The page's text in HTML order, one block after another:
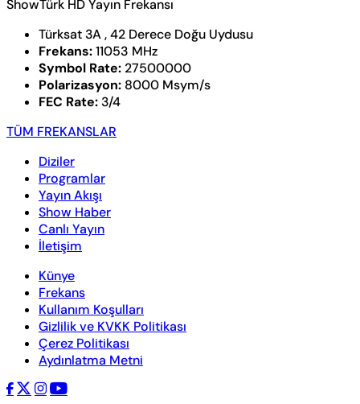
ShowTürk HD Yayın Frekansı
Türksat 3A , 42 Derece Doğu Uydusu
Frekans:11053 MHz
Symbol Rate: 27500000
Polarizasyon: 8000 Msym/s
FEC Rate: 3/4
TÜM FREKANSLAR
Diziler
Programlar
Yayın Akışı
Show Haber
Canlı Yayın
İletişim
Künye
Frekans
Kullanım Koşulları
Gizlilik ve KVKK Politikası
Çerez Politikası
Aydınlatma Metni